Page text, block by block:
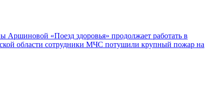
Аршиновой «Поезд здоровья» продолжает работать в
области сотрудники МЧС потушили крупный пожар на